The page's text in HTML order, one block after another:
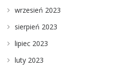
wrzesień 2023
sierpień 2023
lipiec 2023
luty 2023